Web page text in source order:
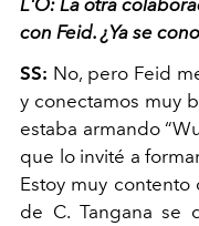
con Feid. ¿Ya se
SS: No, pero Feid
y conectamos muy
estaba armando
que lo invité a
Estoy muy
de C. Tangana se